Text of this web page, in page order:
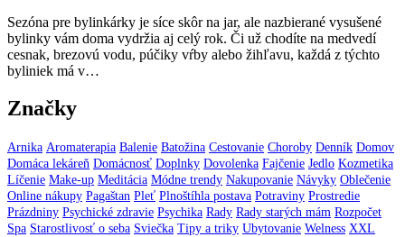
Sezóna pre bylinkárky je síce skôr na jar, ale nazbierané vysušené
bylinky vám doma vydržia aj celý rok. Či už chodíte na medvedí
cesnak, brezovú vodu, púčiky vŕby alebo žihľavu, každá z týchto
byliniek má v…
Značky
Arnika Aromaterapia Balenie Batožina Cestovanie Choroby Denník Domov
Domáca lekáreň Domácnosť Doplnky Dovolenka Fajčenie Jedlo Kozmetika
Líčenie Make-up Meditácia Módne trendy Nakupovanie Návyky Oblečenie
Online nákupy Pagaštan Pleť Plnoštíhla postava Potraviny Prostredie
Prázdniny Psychické zdravie Psychika Rady Rady starých mám Rozpočet
Spa Starostlivosť o seba Sviečka Tipy a triky Ubytovanie Welness XXL